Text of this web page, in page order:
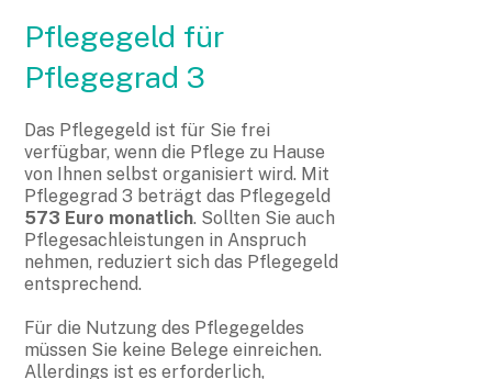
Pflegegeld für
Pflegegrad 3
Das Pflegegeld ist für Sie frei
verfügbar, wenn die Pflege zu Hause
von Ihnen selbst organisiert wird. Mit
Pflegegrad 3 beträgt das Pflegegeld
573 Euro monatlich. Sollten Sie auch
Pflegesachleistungen in Anspruch
nehmen, reduziert sich das Pflegegeld
entsprechend.
Für die Nutzung des Pflegegeldes
müssen Sie keine Belege einreichen.
Allerdings ist es erforderlich,